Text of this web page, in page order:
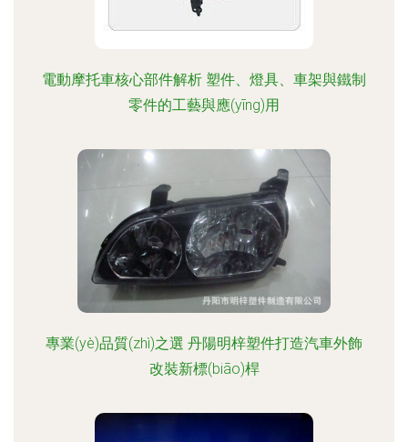
電動摩托車核心部件解析 塑件、燈具、車架與鐵制
零件的工藝與應(yīng)用
專業(yè)品質(zhì)之選 丹陽明梓塑件打造汽車外飾
改裝新標(biāo)桿